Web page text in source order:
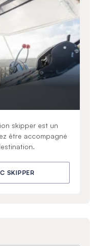
skipper est un
être accompagné
SKIPPER